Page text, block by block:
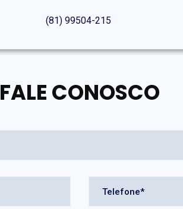
(81) 99504-215
FALE CONOSCO